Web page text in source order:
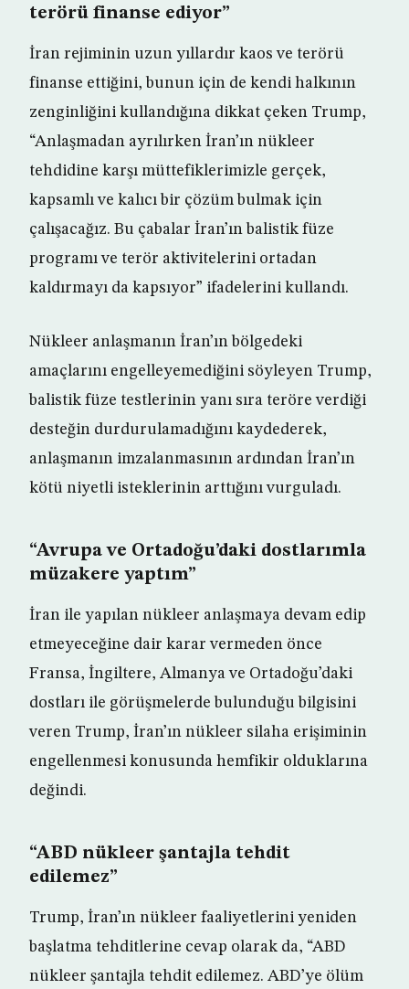
terörü finanse ediyor”
İran rejiminin uzun yıllardır kaos ve terörü
finanse ettiğini, bunun için de kendi halkının
zenginliğini kullandığına dikkat çeken Trump,
“Anlaşmadan ayrılırken İran’ın nükleer
tehdidine karşı müttefiklerimizle gerçek,
kapsamlı ve kalıcı bir çözüm bulmak için
çalışacağız. Bu çabalar İran’ın balistik füze
programı ve terör aktivitelerini ortadan
kaldırmayı da kapsıyor” ifadelerini kullandı.
Nükleer anlaşmanın İran’ın bölgedeki
amaçlarını engelleyemediğini söyleyen Trump,
balistik füze testlerinin yanı sıra teröre verdiği
desteğin durdurulamadığını kaydederek,
anlaşmanın imzalanmasının ardından İran’ın
kötü niyetli isteklerinin arttığını vurguladı.
“Avrupa ve Ortadoğu’daki dostlarımla
müzakere yaptım”
İran ile yapılan nükleer anlaşmaya devam edip
etmeyeceğine dair karar vermeden önce
Fransa, İngiltere, Almanya ve Ortadoğu’daki
dostları ile görüşmelerde bulunduğu bilgisini
veren Trump, İran’ın nükleer silaha erişiminin
engellenmesi konusunda hemfikir olduklarına
değindi.
“ABD nükleer şantajla tehdit
edilemez”
Trump, İran’ın nükleer faaliyetlerini yeniden
başlatma tehditlerine cevap olarak da, “ABD
nükleer şantajla tehdit edilemez. ABD’ye ölüm